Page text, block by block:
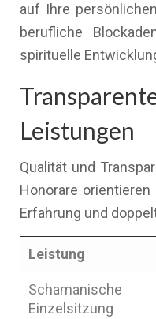
auf Ihre
berufliche
spirituelle
Leistungen
Qualität und
Honorare
Erfahrung und
Leistung
Schamanische
Einzelsitzung